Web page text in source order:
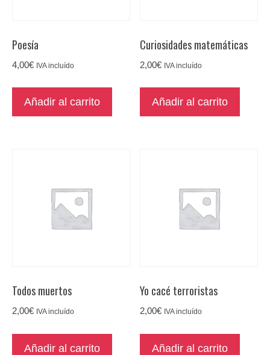
Poesía
4,00€ IVA incluído
Añadir al carrito
Curiosidades matemáticas
2,00€ IVA incluído
Añadir al carrito
Todos muertos
2,00€ IVA incluído
Añadir al carrito
Yo cacé terroristas
2,00€ IVA incluído
Añadir al carrito